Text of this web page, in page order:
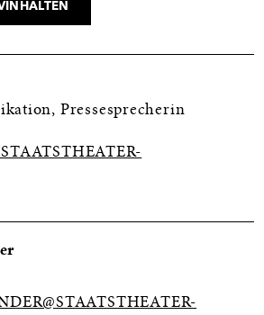
Pressesprecherin